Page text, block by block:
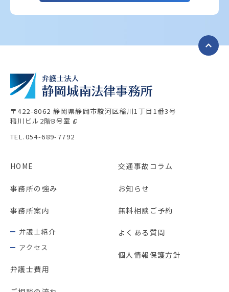
〒422-8062 静岡県静岡市駿河区稲川1丁目1番3号
稲川ビル2階B号室
TEL.054-689-7792
HOME
事務所の強み
事務所案内
弁護士紹介
アクセス
弁護士費用
交通事故コラム
お知らせ
無料相談ご予約
よくある質問
個人情報保護方針